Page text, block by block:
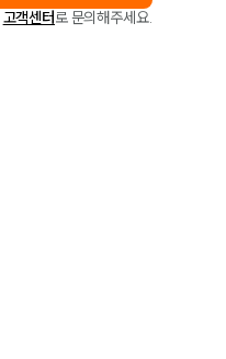
고객센터로 문의해주세요.